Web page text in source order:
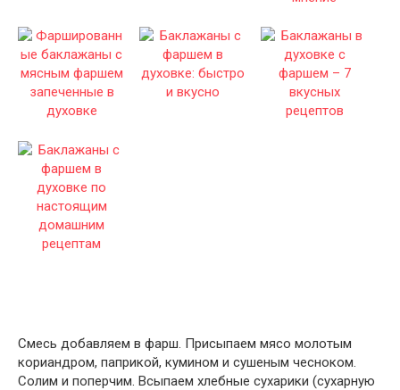
Смесь добавляем в фарш. Присыпаем мясо молотым
кориандром, паприкой, кумином и сушеным чесноком.
Солим и поперчим. Всыпаем хлебные сухарики (сухарную